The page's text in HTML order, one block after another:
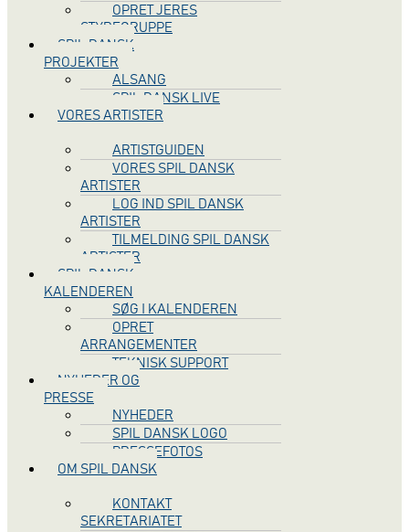
OPRET JERES
STYREGRUPPE
SPIL DANSK
PROJEKTER
ALSANG
SPIL DANSK LIVE
VORES ARTISTER
ARTISTGUIDEN
VORES SPIL DANSK
ARTISTER
LOG IND SPIL DANSK
ARTISTER
TILMELDING SPIL DANSK
ARTISTER
SPIL DANSK
KALENDEREN
SØG I KALENDEREN
OPRET
ARRANGEMENTER
TEKNISK SUPPORT
NYHEDER OG
PRESSE
NYHEDER
SPIL DANSK LOGO
PRESSEFOTOS
OM SPIL DANSK
KONTAKT
SEKRETARIATET